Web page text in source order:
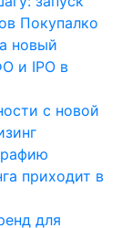
Покупалко
новый
и IPO в
с новой
приходит в
для